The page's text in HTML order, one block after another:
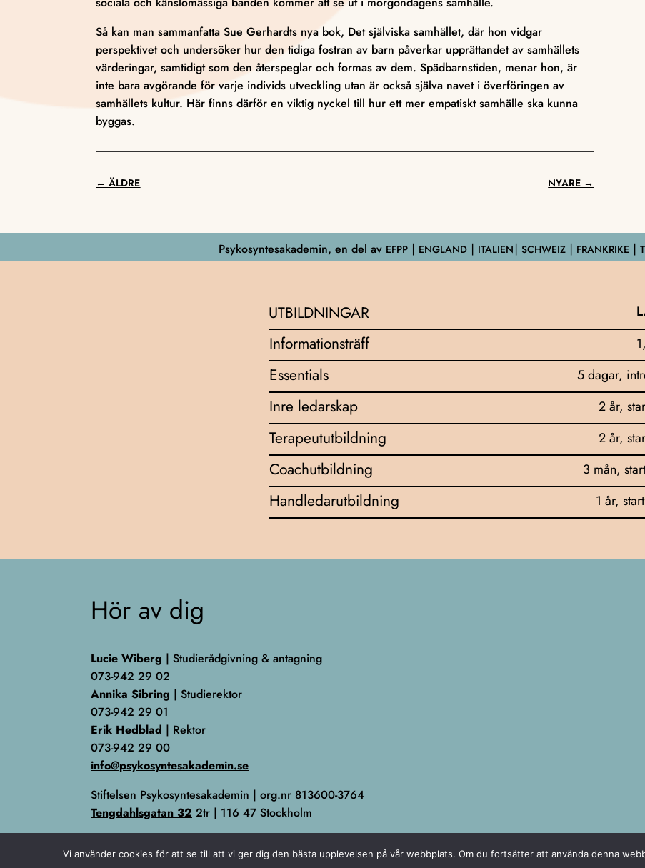
Så kan man sammanfatta Sue Gerhardts nya bok, Det själviska samhället, där hon vidgar
perspektivet och undersöker hur den tidiga fostran av barn påverkar upprättandet av samhällets
värderingar, samtidigt som den återspeglar och formas av dem. Spädbarnstiden, menar hon, är
inte bara avgörande för varje individs utveckling utan är också själva navet i överföringen av
samhällets kultur. Här finns därför en viktig nyckel till hur ett mer empatiskt samhälle ska kunna
byggas.
←ÄLDRE NYARE →
Psykosyntesakademin, en del av EFPP ⎮ ENGLAND ⎮ ITALIEN⎮ SCHWEIZ ⎮ FRANKRIKE ⎮
UTBILDNINGAR
Informationsträff
Essentials 5 dagar,
Inre ledarskap 2 år,
Terapeututbildning 2 år,
Coachutbildning 3 mån,
Handledarutbildning 1 år,
Hör av dig
Lucie Wiberg | Studierådgivning & antagning
073-942 29 02
Annika Sibring | Studierektor
073-942 29 01
Erik Hedblad | Rektor
073-942 29 00
info@psykosyntesakademin.se
Stiftelsen Psykosyntesakademin | org.nr 813600-3764
Tengdahlsgatan 32 2tr | 116 47 Stockholm
Vi använder cookies för att se till att vi ger dig den bästa upplevelsen på vår webbplats. Om du fortsätter att använda denna